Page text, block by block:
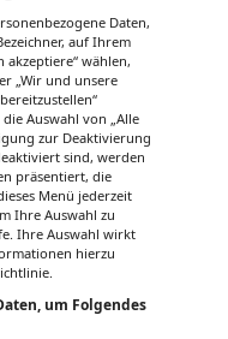
Daten,
auf Ihrem
akzeptiere“ wählen,
„Wir und unsere
Auswahl von „Alle
zur Deaktivierung
sind, werden
präsentiert, die
Menü jederzeit
Ihre Auswahl zu
Ihre Auswahl wirkt
hierzu
um Folgendes